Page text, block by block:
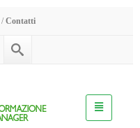
/ Contatti